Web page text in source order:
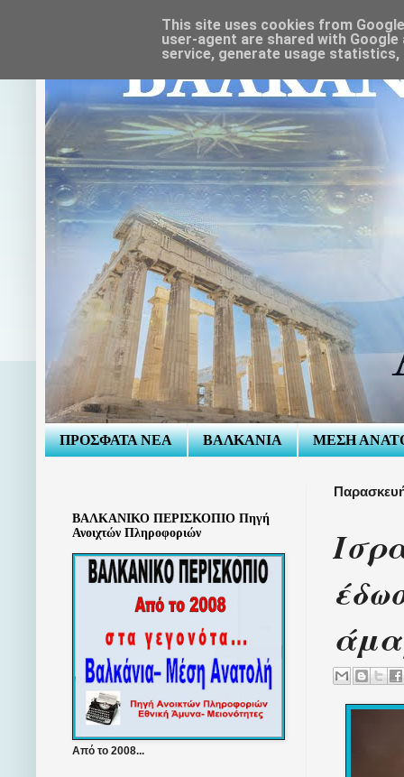
ΠΡΟΣΦΑΤΑ ΝΕΑ ΒΑΛΚΑΝΙΑ ΜΕΣΗ
ΒΑΛΚΑΝΙΚΟ ΠΕΡΙΣΚΟΠΙΟ Πηγή
Ανοιχτών Πληροφοριών
Από το 2008...
This site uses cookies from
user-agent are shared with
service, generate usage statistics,